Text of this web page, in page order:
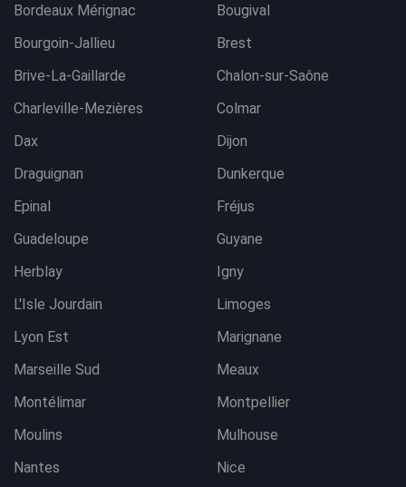
Bordeaux Mérignac
Bougival
Bourgoin-Jallieu
Brest
Brive-La-Gaillarde
Chalon-sur-Saône
Charleville-Mezières
Colmar
Dax
Dijon
Draguignan
Dunkerque
Epinal
Fréjus
Guadeloupe
Guyane
Herblay
Igny
L'Isle Jourdain
Limoges
Lyon Est
Marignane
Marseille Sud
Meaux
Montélimar
Montpellier
Moulins
Mulhouse
Nantes
Nice